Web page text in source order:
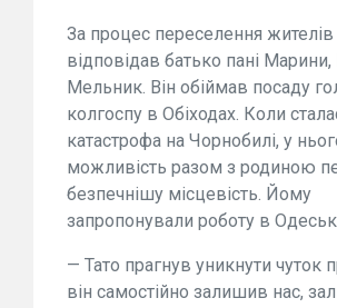
За процес переселення жителів
відповідав батько пані Марини,
Мельник. Він обіймав посаду
колгоспу в Обіходах. Коли
катастрофа на Чорнобилі, у
можливість разом з родиною
безпечнішу місцевість. Йому
запропонували роботу в
— Тато прагнув уникнути чуток
він самостійно залишив нас,